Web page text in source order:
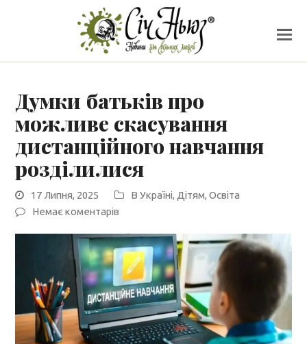
Думки батьків про
можливе скасування
дистанційного навчання
розділилися
17 Липня, 2025 В Україні, Дітям,Освіта
Немає коментарів